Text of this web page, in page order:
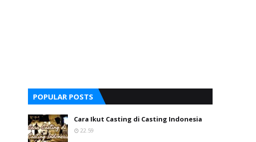
POPULAR POSTS
Cara Ikut Casting di Casting Indonesia
22.59